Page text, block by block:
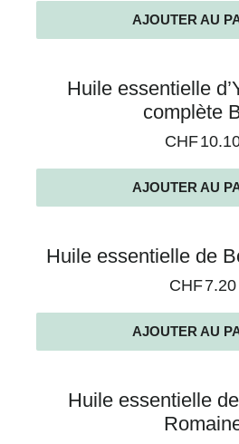
AJOUTER AU
Huile essentielle
complète
CHF
AJOUTER AU
Huile essentielle de
CHF7.20
AJOUTER AU
Huile essentielle